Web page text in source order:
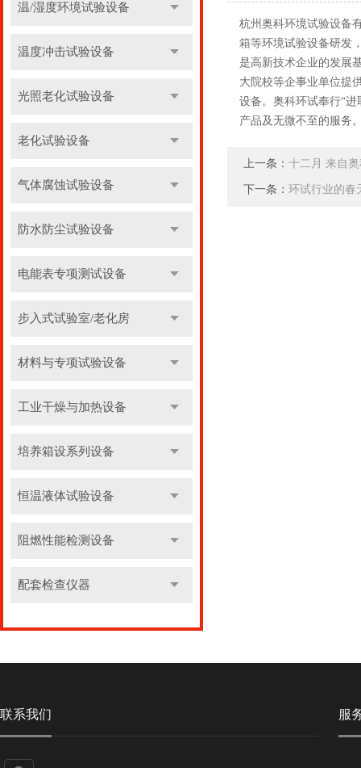
温/湿度环境试验设备
温度冲击试验设备
光照老化试验设备
老化试验设备
气体腐蚀试验设备
防水防尘试验设备
电能表专项测试设备
步入式试验室/老化房
材料与专项试验设备
工业干燥与加热设备
培养箱设系列设备
恒温液体试验设备
阻燃性能检测设备
配套检查仪器
杭州奥科环境试验设备
箱等环境试验设备研发
是高新技术企业的发展
大院校等企事业单位提
设备。奥科环试奉行“
产品及无微不至的服务
上一条： 十二月 来自
下一条： 环试行业的春
联系我们 服